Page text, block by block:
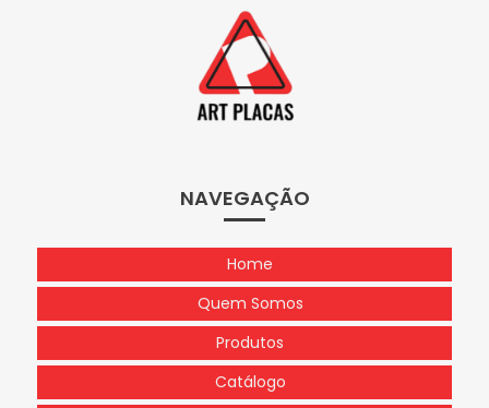
NAVEGAÇÃO
Home
Quem Somos
Produtos
Catálogo